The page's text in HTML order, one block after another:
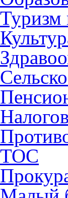
Туризм
ТОС